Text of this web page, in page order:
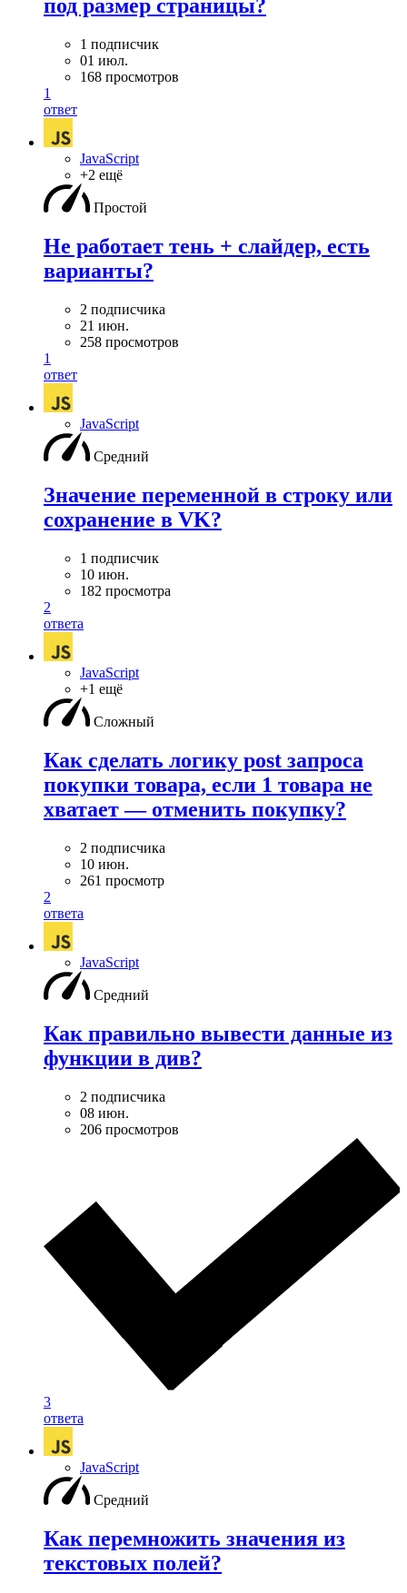
под размер страницы?
1 подписчик
01 июл.
168 просмотров
1
ответ
JavaScript
+2 ещё
Простой
Не работает тень + слайдер, есть
варианты?
2 подписчика
21 июн.
258 просмотров
1
ответ
JavaScript
Средний
Значение переменной в строку или
сохранение в VK?
1 подписчик
10 июн.
182 просмотра
2
ответа
JavaScript
+1 ещё
Сложный
Как сделать логику post запроса
покупки товара, если 1 товара не
хватает — отменить покупку?
2 подписчика
10 июн.
261 просмотр
2
ответа
JavaScript
Средний
Как правильно вывести данные из
функции в див?
2 подписчика
08 июн.
206 просмотров
3
ответа
JavaScript
Средний
Как перемножить значения из
текстовых полей?